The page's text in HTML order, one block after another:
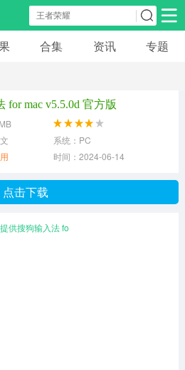
安卓游戏
合集 资讯 专题
for mac v5.5.0d 官方版
系统：PC
时间：2024-06-14
点击下载
供搜狗输入法 fo